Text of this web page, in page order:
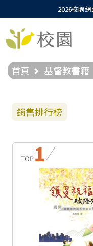
2026校園
首頁 基督教書籍
銷售排行榜